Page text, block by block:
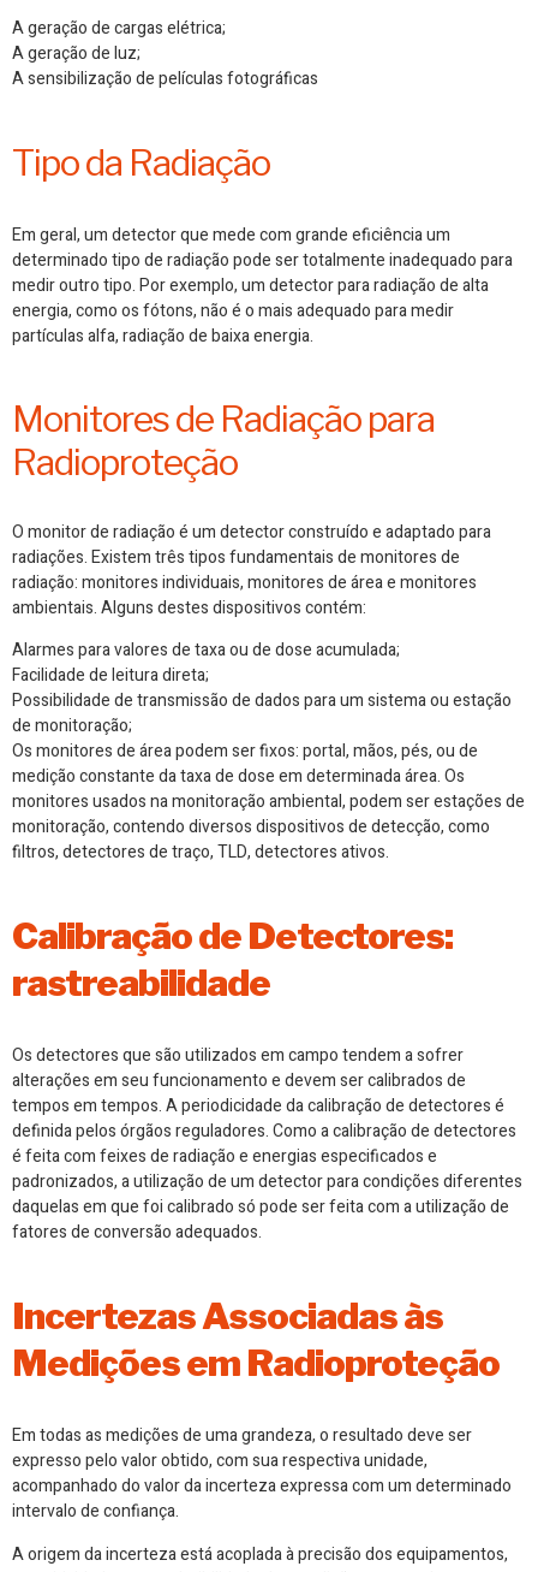
A geração de cargas elétrica;
A geração de luz;
A sensibilização de películas fotográficas
Tipo da Radiação
Em geral, um detector que mede com grande eficiência um
determinado tipo de radiação pode ser totalmente inadequado para
medir outro tipo. Por exemplo, um detector para radiação de alta
energia, como os fótons, não é o mais adequado para medir
partículas alfa, radiação de baixa energia.
Monitores de Radiação para
Radioproteção
Omonitor de radiaçãoé um detector construído e adaptado para
radiações. Existem três tipos fundamentais de monitores de
radiação: monitores individuais, monitores de área e monitores
ambientais. Alguns destes dispositivos contém:
Alarmes para valores de taxa ou de dose acumulada;
Facilidade de leitura direta;
Possibilidade de transmissão de dados para um sistema ou estação
de monitoração;
Os monitores de área podem ser fixos: portal, mãos, pés, ou de
medição constante da taxa de dose em determinada área. Os
monitores usados na monitoração ambiental, podem ser estações de
monitoração, contendo diversos dispositivos de detecção, como
filtros, detectores de traço, TLD, detectores ativos.
Calibração de Detectores:
rastreabilidade
Os detectores que são utilizados em campo tendem a sofrer
alterações em seu funcionamento e devem sercalibradosde
tempos em tempos. A periodicidade da calibração de detectores é
definida pelos órgãos reguladores. Como a calibração de detectores
é feita com feixes de radiação e energias especificados e
padronizados, a utilização de um detector para condições diferentes
daquelas em que foi calibrado só pode ser feita com a utilização de
fatores de conversão adequados.
Incertezas Associadas às
Medições em Radioproteção
Em todas as medições de uma grandeza, o resultado deve ser
expresso pelo valor obtido, com sua respectiva unidade,
acompanhado do valor da incerteza expressa com um determinado
intervalo de confiança.
A origem da incerteza está acoplada à precisão dos equipamentos,